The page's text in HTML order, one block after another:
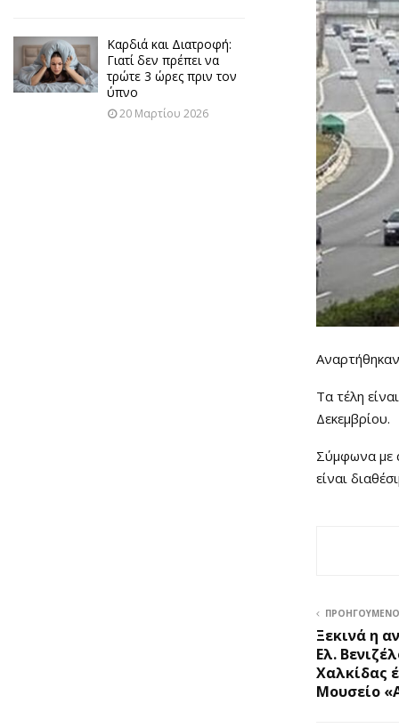
Τα τέλη
Δεκεμβρίου.
Σύμφωνα με
είναι
ΠΡΟΗΓΟΎΜΕΝΟ
Ξεκινά η
Ελ.
Χαλκίδας
Μουσείο
Καρδιά και Διατροφή:
Γιατί δεν πρέπει να
τρώτε 3 ώρες πριν τον
ύπνο
20 Μαρτίου 2026